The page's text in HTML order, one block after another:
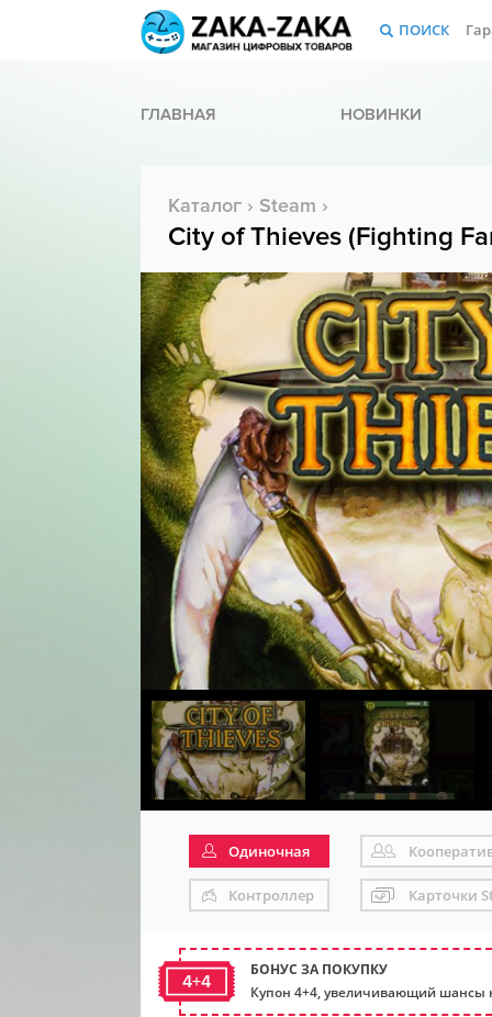
ПОИСК
ГЛАВНАЯ НОВИНКИ
Каталог › Steam ›
City of Thieves (Fighting
Одиночная
Контроллер Карточки
4+4
БОНУС ЗА ПОКУПКУ
Купон 4+4, увеличивающий шансы